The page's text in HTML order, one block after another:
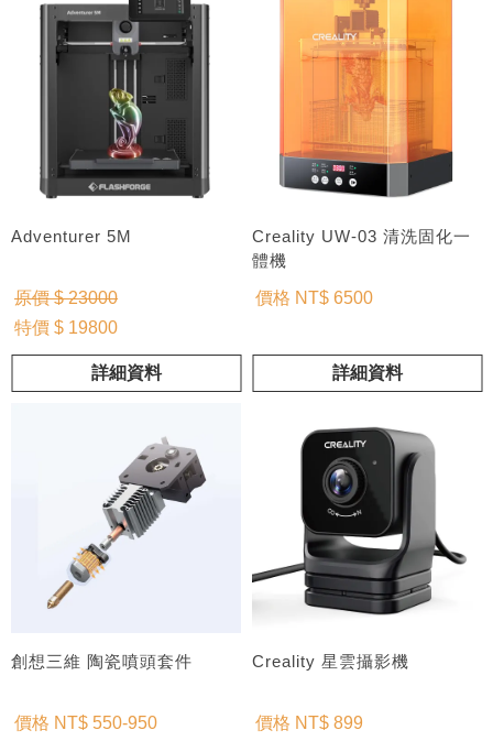
Adventurer 5M
原價 $ 23000
特價 $ 19800
詳細資料
Creality UW-03 清洗固化一
體機
價格 NT$ 6500
詳細資料
創想三維 陶瓷噴頭套件
價格 NT$ 550-950
Creality 星雲攝影機
價格 NT$ 899